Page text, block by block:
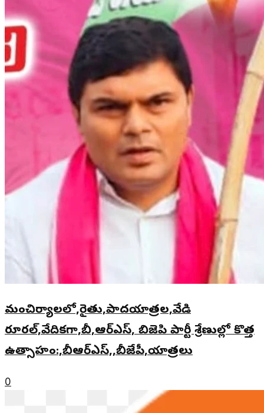
మంచిర్యాలలో,రైతు,పాదయాత్రల,వేడి
రూరల్,వేదికగా,బీ,ఆర్ఎస్, బిజెపి పార్టీ శ్రేణుల్లో కొత్త
ఉత్సాహం:,బీఆర్ఎస్,,బీజేపీ,యాత్రలు
0